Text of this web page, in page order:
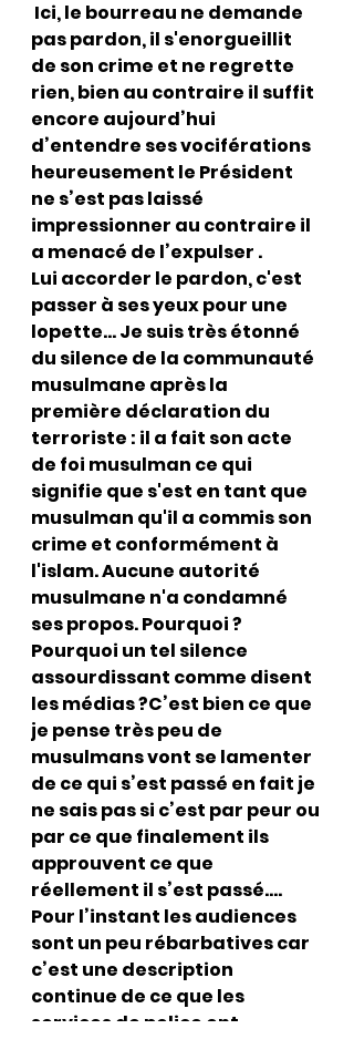
pas pardon, il s'enorgueillit
de son crime et ne regrette
rien, bien au contraire il suffit
encore aujourd’hui
d’entendre ses vociférations
heureusement le Président
ne s’est pas laissé
impressionner au contraire il
a menacé de l’expulser .
Lui accorder le pardon, c'est
passer à ses yeux pour une
lopette... Je suis très étonné
du silence de la communauté
musulmane après la
première déclaration du
terroriste : il a fait son acte
de foi musulman ce qui
signifie que s'est en tant que
musulman qu'il a commis son
crime et conformément à
l'islam. Aucune autorité
musulmane n'a condamné
ses propos. Pourquoi ?
Pourquoi un tel silence
assourdissant comme disent
les médias ?C’est bien ce que
je pense très peu de
musulmans vont se lamenter
de ce qui s’est passé en fait je
ne sais pas si c’est par peur ou
par ce que finalement ils
approuvent ce que
réellement il s’est passé….
Pour l’instant les audiences
sont un peu rébarbatives car
c’est une description
continue de ce que les
services de police ont